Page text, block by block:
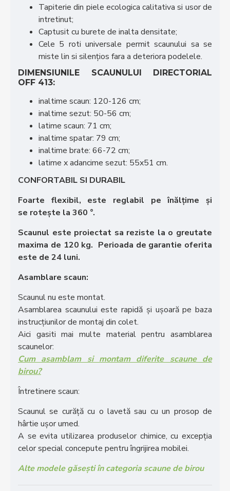
Tapiterie din piele ecologica calitativa si usor de
intretinut;
Captusit cu burete de inalta densitate;
Cele 5 roti universale permit scaunului sa se
miste lin si silențios fara a deteriora podelele.
DIMENSIUNILE SCAUNULUI DIRECTORIAL
OFF 413:
inaltime scaun: 120-126 cm;
inaltime sezut: 50-56 cm;
latime scaun: 71 cm;
inaltime spatar: 79 cm;
inaltime brate: 66-72 cm;
latime x adancime sezut: 55x51 cm.
CONFORTABIL SI DURABIL
Foarte flexibil, este reglabil pe înălțime și
se rotește la 360 ​​°.
Scaunul este proiectat sa reziste la o greutate
maxima de 120 kg. Perioada de garantie oferita
este de 24 luni.
Asamblare scaun:
Scaunul nu este montat.
Asamblarea scaunului este rapidă și ușoară pe baza
instrucțiunilor de montaj din colet.
Aici gasiti mai multe material pentru asamblarea
scaunelor:
Cum asamblam si montam diferite scaune de
birou?
Întretinere scaun:
Scaunul se curăță cu o lavetă sau cu un prosop de
hârtie ușor umed.
A se evita utilizarea produselor chimice, cu excepția
celor special concepute pentru îngrijirea mobilei.
Alte modele găsești în categoria scaune de birou